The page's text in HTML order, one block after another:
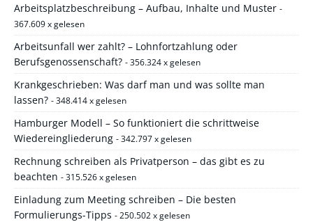
Arbeitsplatzbeschreibung – Aufbau, Inhalte und Muster -
367.609 x gelesen
Arbeitsunfall wer zahlt? – Lohnfortzahlung oder
Berufsgenossenschaft? - 356.324 x gelesen
Krankgeschrieben: Was darf man und was sollte man
lassen? - 348.414 x gelesen
Hamburger Modell – So funktioniert die schrittweise
Wiedereingliederung - 342.797 x gelesen
Rechnung schreiben als Privatperson – das gibt es zu
beachten - 315.526 x gelesen
Einladung zum Meeting schreiben – Die besten
Formulierungs-Tipps - 250.502 x gelesen